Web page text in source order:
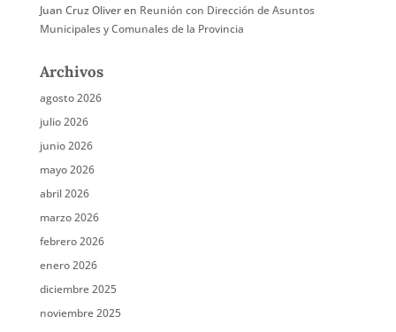
Juan Cruz Oliveren Reunión con Dirección de Asuntos
Municipales y Comunales de la Provincia
Archivos
agosto 2026
julio 2026
junio 2026
mayo 2026
abril 2026
marzo 2026
febrero 2026
enero 2026
diciembre 2025
noviembre 2025